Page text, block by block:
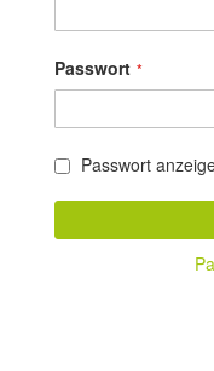
Passwort
Passwort